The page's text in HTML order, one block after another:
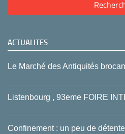
ACTUALITES
Le Marché des Antiquités
Listenbourg , 93eme FOIRE
Confinement : un peu de